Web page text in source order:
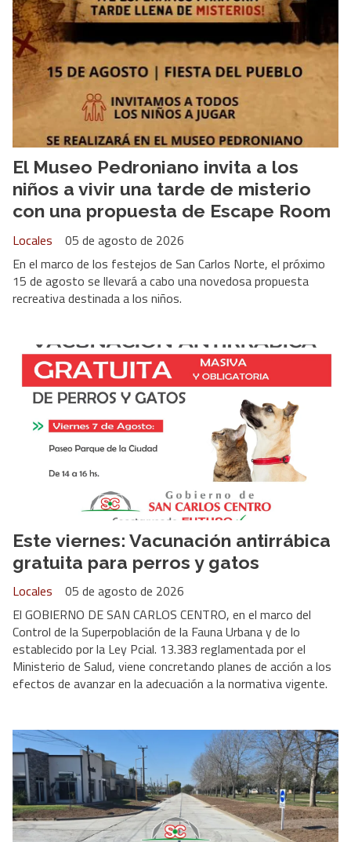
El Museo Pedroniano invita a los
niños a vivir una tarde de misterio
con una propuesta de Escape Room
Locales
05 de agosto de 2026
En el marco de los festejos de San Carlos Norte, el próximo
15 de agosto se llevará a cabo una novedosa propuesta
recreativa destinada a los niños.
Este viernes: Vacunación antirrábica
gratuita para perros y gatos
Locales
05 de agosto de 2026
El GOBIERNO DE SAN CARLOS CENTRO, en el marco del
Control de la Superpoblación de la Fauna Urbana y de lo
establecido por la Ley Pcial. 13.383 reglamentada por el
Ministerio de Salud, viene concretando planes de acción a los
efectos de avanzar en la adecuación a la normativa vigente.